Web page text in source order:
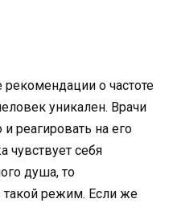
о частоте
уникален. Врачи
реагировать на его
чувствует себя
душа, то
режим. Если же